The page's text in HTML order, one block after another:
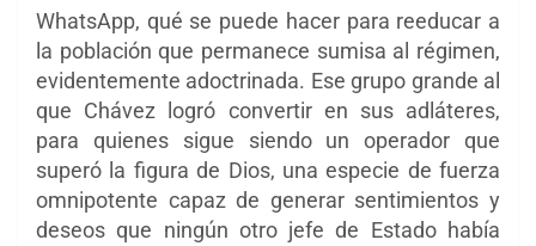
WhatsApp, qué se puede hacer para reeducar a
la población que permanece sumisa al régimen,
evidentemente adoctrinada. Ese grupo grande al
que Chávez logró convertir en sus adláteres,
para quienes sigue siendo un operador que
superó la figura de Dios, una especie de fuerza
omnipotente capaz de generar sentimientos y
deseos que ningún otro jefe de Estado había